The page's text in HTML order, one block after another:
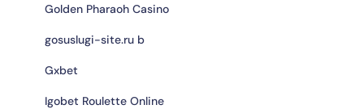
Golden Pharaoh Casino
gosuslugi-site.ru b
Gxbet
Igobet Roulette Online